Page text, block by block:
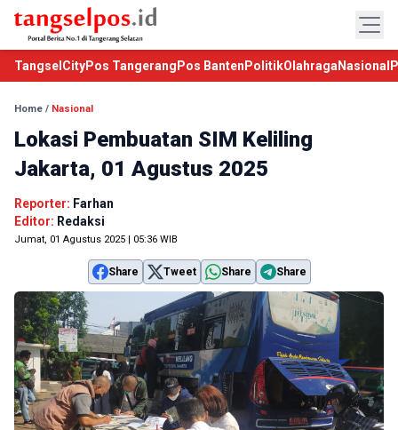
TangselCityPos Tangerang Pos Banten PolitikOlahraga Nasional
Home / Nasional
Lokasi Pembuatan SIM Keliling
Jakarta, 01 Agustus 2025
Reporter: Farhan
Editor: Redaksi
Jumat, 01 Agustus 2025 | 05:36 WIB
Share Tweet Share Share